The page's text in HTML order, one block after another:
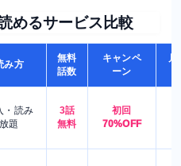
めるサービス比較
み方
無料
話数
キャンペ
ーン
月
・読み
放題
3話
無料
初回
70%OFF